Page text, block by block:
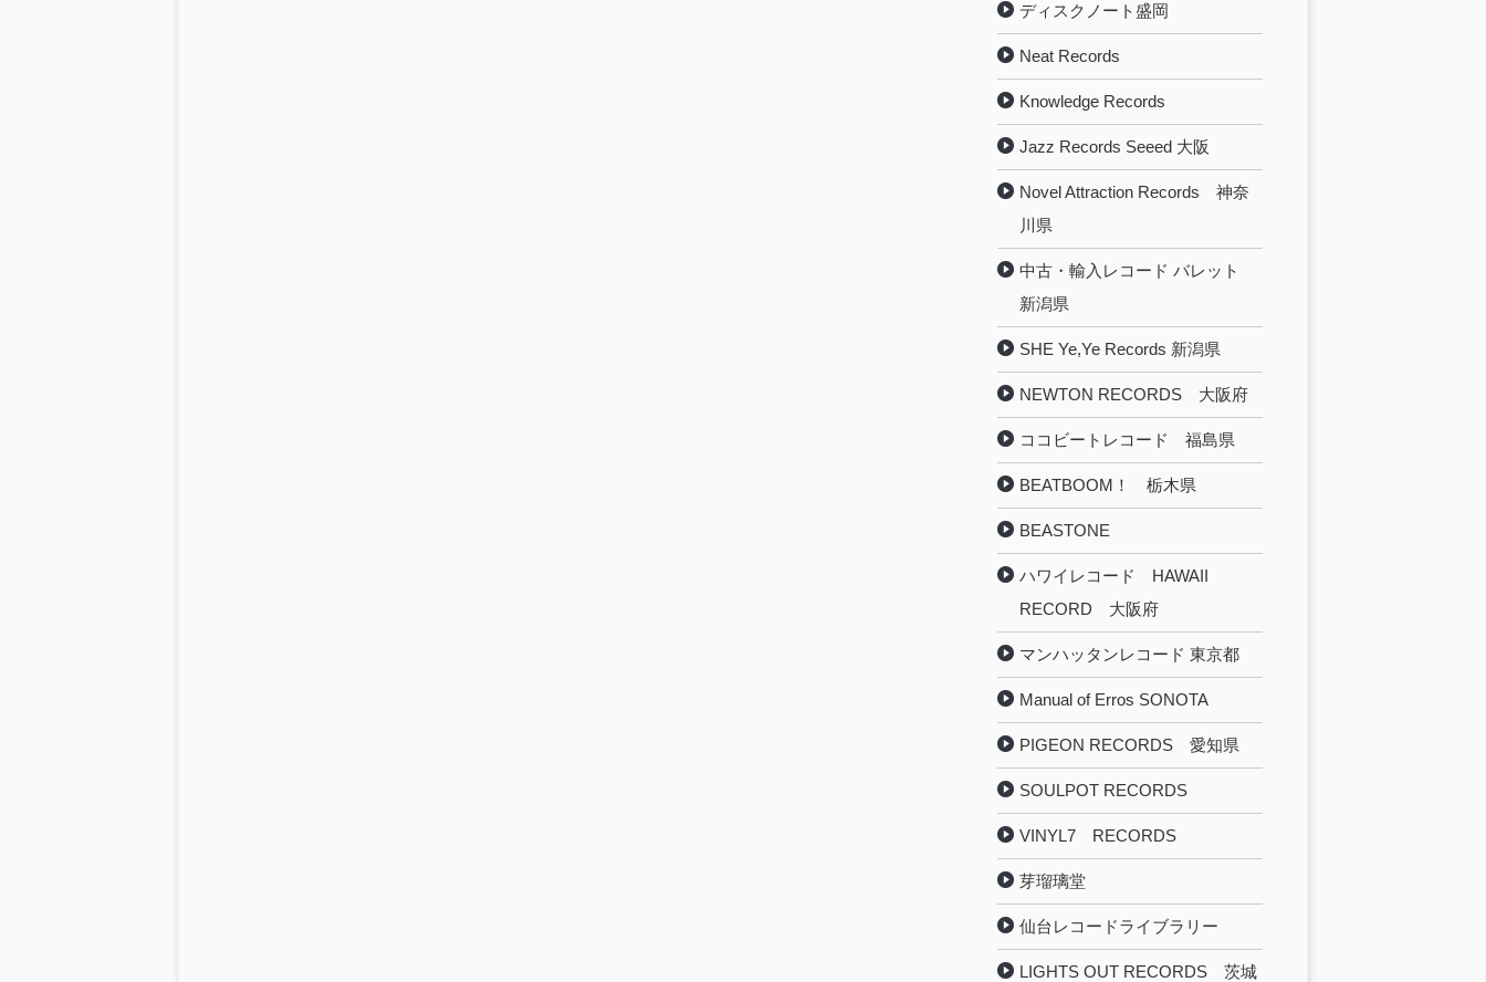
ディスクノート盛岡
Neat Records
Knowledge Records
Jazz Records Seeed 大阪
Novel Attraction Records 神奈
川県
中古・輸入レコード バレット
新潟県
SHE Ye,Ye Records 新潟県
NEWTON RECORDS 大阪府
ココビートレコード 福島県
BEATBOOM！ 栃木県
BEASTONE
ハワイレコード HAWAII
RECORD 大阪府
マンハッタンレコード 東京都
Manual of Erros SONOTA
PIGEON RECORDS 愛知県
SOULPOT RECORDS
VINYL7 RECORDS
芽瑠璃堂
仙台レコードライブラリー
LIGHTS OUT RECORDS 茨城